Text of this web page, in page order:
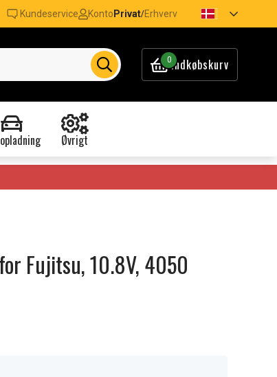
Kundeservice Konto Privat/Erhverv
0Indkøbskurv
Øvrigt
Fujitsu, 10.8V, 4050